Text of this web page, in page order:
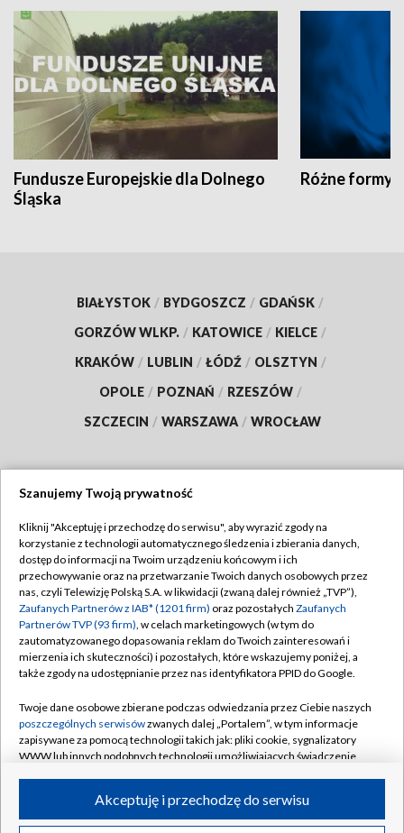
Fundusze Europejskie dla Dolnego
Śląska
Różne formy
BIAŁYSTOK / BYDGOSZCZ / GDAŃSK /
GORZÓW WLKP. / KATOWICE / KIELCE /
KRAKÓW / LUBLIN / ŁÓDŹ / OLSZTYN /
OPOLE / POZNAŃ / RZESZÓW /
SZCZECIN / WARSZAWA / WROCŁAW
TVP
Abonament TVP
Emisja w TVP
Centrum informacji TVP
Naziemna Telewizja Cyfrowa
Rada Programowa
System NOS
Informacje o nadawcy
Program dla prasy
Regulamin TVP
Polityka prywatności
Moje zgody
Pomoc
Kontakt
Kanały
©2026 Telewizja Polska S.A. w likwidacji
Szanujemy Twoją prywatność
Kliknij "Akceptuję i przechodzę do serwisu", aby wyrazić zgody na
korzystanie z technologii automatycznego śledzenia i zbierania danych,
dostęp do informacji na Twoim urządzeniu końcowym i ich
przechowywanie oraz na przetwarzanie Twoich danych osobowych przez
nas, czyli Telewizję Polską S.A. w likwidacji (zwaną dalej również „TVP”),
Zaufanych Partnerów z IAB* (1201 firm) oraz pozostałych Zaufanych
Partnerów TVP (93 firm), w celach marketingowych (w tym do
zautomatyzowanego dopasowania reklam do Twoich zainteresowań i
mierzenia ich skuteczności) i pozostałych, które wskazujemy poniżej, a
także zgody na udostępnianie przez nas identyfikatora PPID do Google.
Twoje dane osobowe zbierane podczas odwiedzania przez Ciebie naszych
poszczególnych serwisówzwanych dalej „Portalem”, w tym informacje
zapisywane za pomocą technologii takich jak: pliki cookie, sygnalizatory
WWW lub innych podobnych technologii umożliwiających świadczenie
ruchu w Internecie.Akceptuję i przechodzę do serwisu